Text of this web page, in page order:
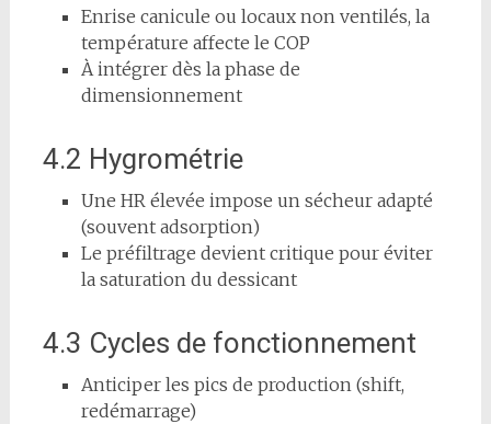
Enrise canicule ou locaux non ventilés, la
température affecte le COP
À intégrer dès la phase de
dimensionnement
4.2 Hygrométrie
Une HR élevée impose un sécheur adapté
(souvent adsorption)
Le préfiltrage devient critique pour éviter
la saturation du dessicant
4.3 Cycles de fonctionnement
Anticiper les pics de production (shift,
redémarrage)